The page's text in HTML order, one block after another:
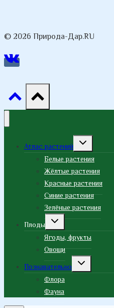
© 2026 Природа-Дар.RU
Атлас растений
Переключить
меню
Белые растения
Жёлтые растения
Красные растения
Синие растения
Зелёные растения
Плоды
Переключить
меню
Ягоды, фрукты
Овощи
Познавательно
Переключить
меню
Флора
Фауна